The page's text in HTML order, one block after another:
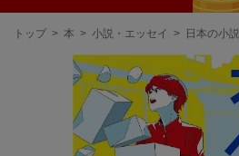
現
トップ > 本 > 小説・エッセイ > 日本の小説